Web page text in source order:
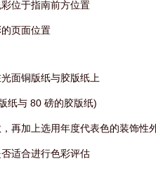
位于指南前方位置
页面位置
面铜版纸与胶版纸上
纸与 80 磅的胶版纸)
再加上选用年度代表色的装饰性
适合进行色彩评估